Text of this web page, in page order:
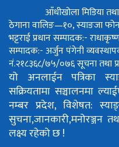
आँधीखोला मिडिया
ठेगाना वालिङ—१०, स्याङजा
भट्टराईप्रधान सम्पादक:-
सम्पादक:- अर्जुन पंगेनी
नं.२१८३६८/७५/०७६सूचना तथा
यो अनलाईन पत्रिका
सक्रियतामा सञ्चालनमा
नम्बर प्रदेश, विशेषत:
सुचना,जानकारी,मनोरञ्जन
लक्ष्य रहेको छ !